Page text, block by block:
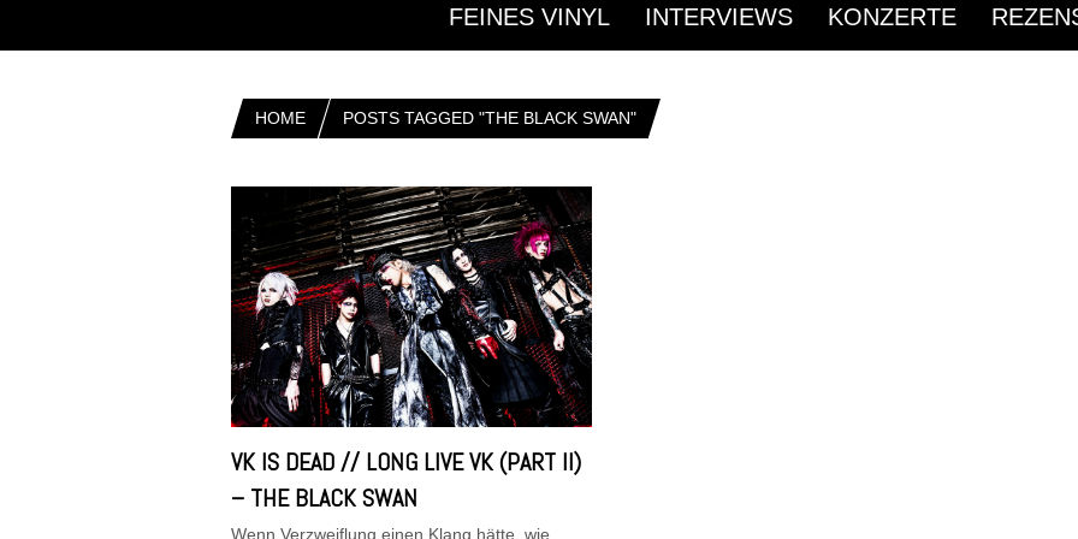
FEINES VINYL INTERVIEWS KONZERTE
HOME POSTS TAGGED "THE BLACK SWAN"
VK IS DEAD // LONG LIVE VK (PART II)
– THE BLACK SWAN
Wenn Verzweiflung einen Klang hätte, wie